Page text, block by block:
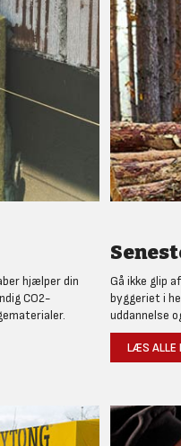
hjælper din
CO2-
Gå ikke glip
byggeriet i
uddannelse
LÆS ALLE